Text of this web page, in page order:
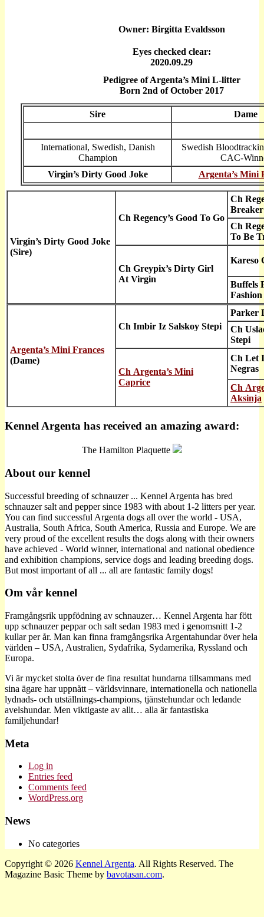
Owner: Birgitta Evaldsson
Eyes checked clear:
2020.09.29
Pedigree of Argenta’s Mini L-litter
Born 2nd of October 2017
Sire Dame
International, Swedish, Danish
Champion
Swedish
CAC-
Virgin’s Dirty Good Joke
Argenta’s Mini
Virgin’s Dirty Good Joke
(Sire)
Ch Regency’s Good To Go
Ch
Breaker
Ch
To Be
Ch Greypix’s Dirty Girl
At Virgin
Kareso
Buffels
Fashion
Argenta’s Mini Frances
(Dame)
Ch Imbir Iz Salskoy Stepi
Parker
Ch
Stepi
Ch Argenta’s Mini
Caprice
Ch Let
Negras
Ch
Aksinja
Kennel Argenta has received an amazing award:
The Hamilton Plaquette
About our kennel
Successful breeding of schnauzer ... Kennel Argenta has bred
schnauzer salt and pepper since 1983 with about 1-2 litters per year.
You can find successful Argenta dogs all over the world - USA,
Australia, South Africa, South America, Russia and Europe. We are
very proud of the excellent results the dogs along with their owners
have achieved - World winner, international and national obedience
and exhibition champions, service dogs and leading breeding dogs.
But most important of all ... all are fantastic family dogs!
Om vår kennel
Framgångsrik uppfödning av schnauzer… Kennel Argenta har fött
upp schnauzer peppar och salt sedan 1983 med i genomsnitt 1-2
kullar per år. Man kan finna framgångsrika Argentahundar över hela
världen – USA, Australien, Sydafrika, Sydamerika, Ryssland och
Europa.
Vi är mycket stolta över de fina resultat hundarna tillsammans med
sina ägare har uppnått – världsvinnare, internationella och nationella
lydnads- och utställnings-champions, tjänstehundar och ledande
avelshundar. Men viktigaste av allt… alla är fantastiska
familjehundar!
Meta
Log in
Entries feed
Comments feed
WordPress.org
News
No categories
Copyright © 2026 Kennel Argenta. All Rights Reserved. The
Magazine Basic Theme by bavotasan.com.